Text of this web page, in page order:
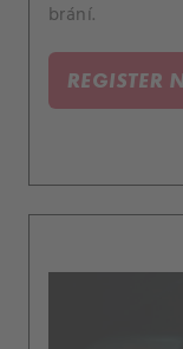
brání.
REGISTER